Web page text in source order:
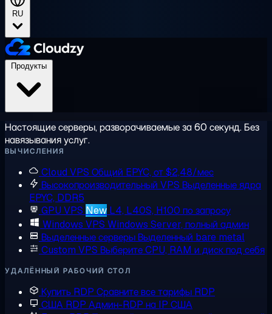
RU
Настоящие серверы, разворачиваемые за 60 секунд. Без
навязывания услуг.
ВЫЧИСЛЕНИЯ
Cloud VPS Общий EPYC, от $2,48/мес
Высокопроизводительный VPS Выделенные ядра
EPYC, DDR5
GPU VPS New L4, L40S, H100 по запросу
Windows VPS Windows Server, полный админ
Выделенные серверыВыделенный bare metal
Custom VPS Выберите CPU, RAM и диск под себя
УДАЛЁННЫЙ РАБОЧИЙ СТОЛ
Купить RDP Сравните все тарифы RDP
США RDP Админ-RDP на IP США